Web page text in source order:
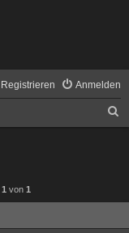
Anmelden
Registrieren
1 von 1